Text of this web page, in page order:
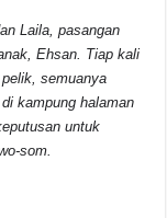
Laila, pasangan
Ehsan. Tiap kali
semuanya
kampung halaman
untuk
som.